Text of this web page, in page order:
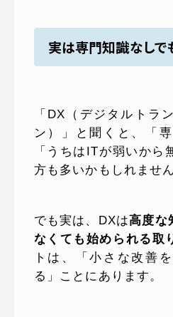
実は専門知識なしで
「DX（デジタルトラ
ン）」と聞くと、「
「うちはITが弱いから
方も多いかもしれません
でも実は、DXは高度な
なくても始められる取
トは、「小さな改善
る」ことにあります。